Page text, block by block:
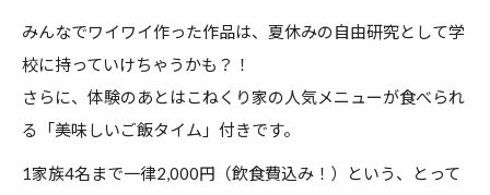
みんなでワイワイ作った作品は、夏休みの自由研究として学
校に持っていけちゃうかも？！
さらに、体験のあとはこねくり家の人気メニューが食べられ
る「美味しいご飯タイム」付きです。
1家族4名まで一律2,000円（飲食費込み！）という、とって